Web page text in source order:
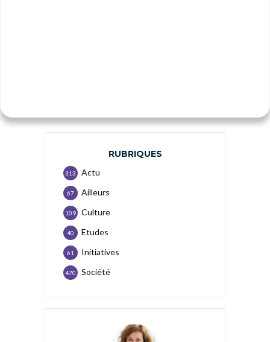
RUBRIQUES
Actu
313
Ailleurs
67
Culture
109
Etudes
40
Initiatives
61
Société
470